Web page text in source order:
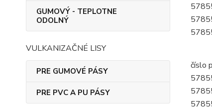
GUMOVÝ - TEPLOTNE
ODOLNÝ
VULKANIZAČNÉ LISY
PRE GUMOVÉ PÁSY
PRE PVC A PU PÁSY
číslo